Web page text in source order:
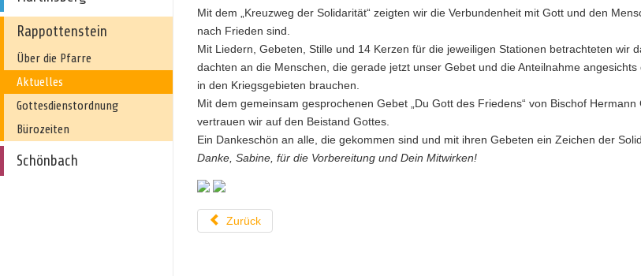
Rappottenstein
Über die Pfarre
Aktuelles
Gottesdienstordnung
Bürozeiten
Schönbach
Mit dem „Kreuzweg der Solidarität“ zeigten wir die Verbundenheit mit Gott und den
nach Frieden sind.
Mit Liedern, Gebeten, Stille und 14 Kerzen für die jeweiligen Stationen betrachteten wir
dachten an die Menschen, die gerade jetzt unser Gebet und die Anteilnahme
in den Kriegsgebieten brauchen.
Mit dem gemeinsam gesprochenen Gebet „Du Gott des Friedens“ von Bischof Hermann
vertrauen wir auf den Beistand Gottes.
Ein Dankeschön an alle, die gekommen sind und mit ihren Gebeten ein Zeichen der
Danke, Sabine, für die Vorbereitung und Dein Mitwirken!
Zurück